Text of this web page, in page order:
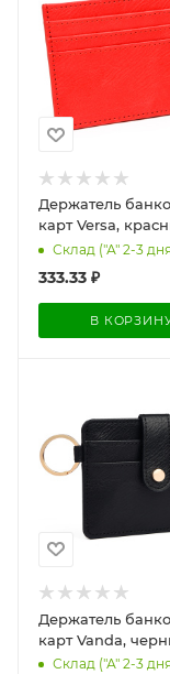
Держатель
карт Versa,
Склад ("А" 2-3
333.33 ₽
В
Держатель
карт Vanda,
Склад ("А" 2-3